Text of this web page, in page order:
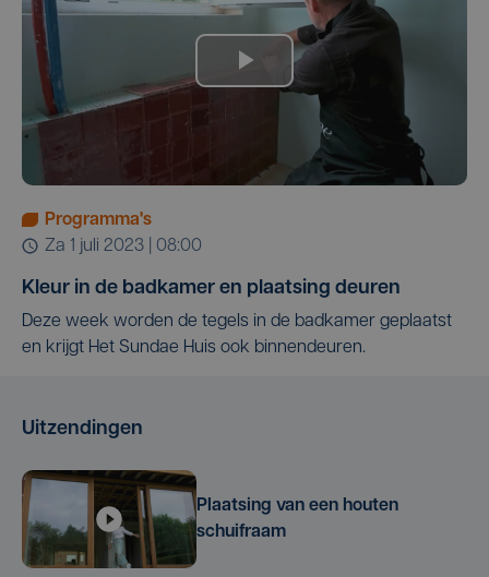
Programma's
za 1 juli 2023 | 08:00
Kleur in de badkamer en plaatsing deuren
Deze week worden de tegels in de badkamer geplaatst
en krijgt Het Sundae Huis ook binnendeuren.
Uitzendingen
Plaatsing van een houten
schuifraam